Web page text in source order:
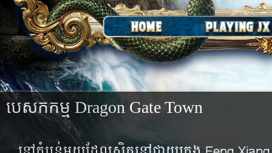
បេសកកម្ម Dragon Gate Town